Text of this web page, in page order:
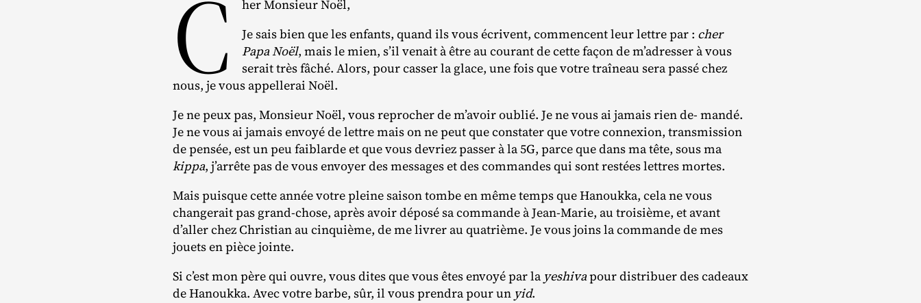
C
her Monsieur Noël,
Je sais bien que les enfants, quand ils vous écrivent, commencent leur lettre par : cher
Papa Noël, mais le mien, s’il venait à être au courant de cette façon de m’adresser à vous
serait très fâché. Alors, pour casser la glace, une fois que votre traîneau sera passé chez
nous, je vous appellerai Noël.
Je ne peux pas, Monsieur Noël, vous reprocher de m’avoir oublié. Je ne vous ai jamais rien de‐ mandé.
Je ne vous ai jamais envoyé de lettre mais on ne peut que constater que votre connexion, transmission
de pensée, est un peu faiblarde et que vous devriez passer à la 5G, parce que dans ma tête, sous ma
kippa, j’arrête pas de vous envoyer des messages et des commandes qui sont restées lettres mortes.
Mais puisque cette année votre pleine saison tombe en même temps que Hanoukka, cela ne vous
changerait pas grand‐​chose, après avoir déposé sa commande à Jean‐​Marie, au troisième, et avant
d’aller chez Christian au cinquième, de me livrer au quatrième. Je vous joins la commande de mes
jouets en pièce jointe.
Si c’est mon père qui ouvre, vous dites que vous êtes envoyé par la yeshivapour distribuer des cadeaux
de Hanoukka. Avec votre barbe, sûr, il vous prendra pour un yid.